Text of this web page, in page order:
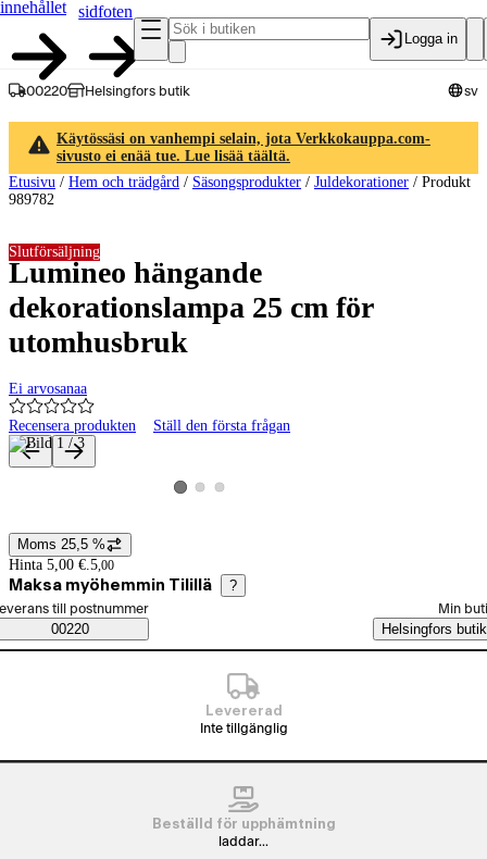
innehållet
sidfoten
Logga in
00220 Helsingfors butik sv
Käytössäsi on vanhempi selain, jota Verkkokauppa.com-
sivusto ei enää tue. Lue lisää täältä.
Etusivu / Hem och trädgård / Säsongsprodukter / Juldekorationer / Produkt
989782
Lumineo hängande
dekorationslampa 25 cm för
utomhusbruk
Ei arvosanaa
Recensera produkten Ställ den första frågan
Slutförsäljning
Produktbilder och videor
Visa produktbild 1
Visa produktbild 2
Visa produktbild 3
Prisinformation
Moms 25,5 %
Hinta 5,00 €. 5,00
Maksa myöhemmin Tilillä ?
Saatavuustiedot
beställningssätt
till postnummer
00220
Min
Helsingfors butik
Levererad
Inte tillgänglig
Beställd för upphämtning
laddar...